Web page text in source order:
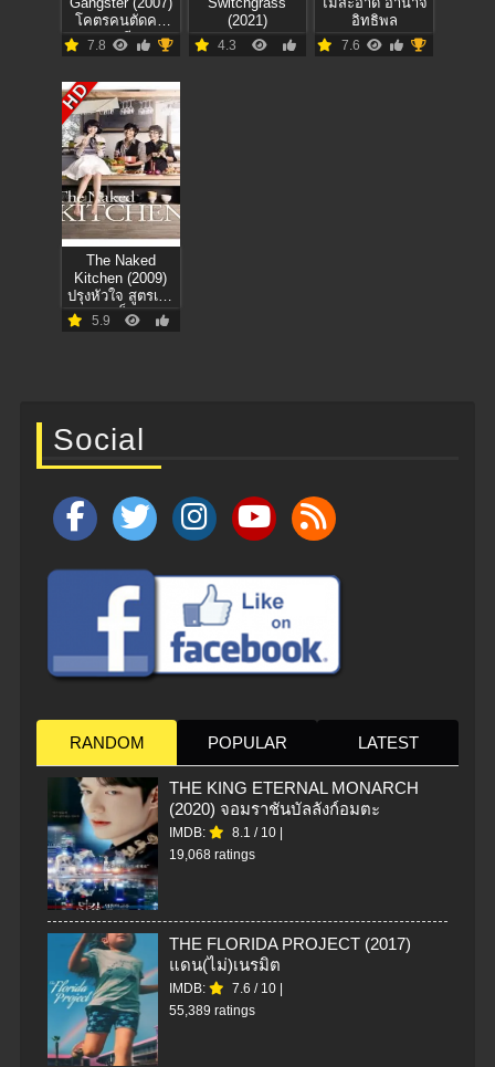
โคตรคนตัดคม
มาเฟีย
7.8
(2021)
4.3
อิทธิพล
7.6
HD
The Naked
Kitchen (2009)
ปรุงหัวใจ สูตรเจ้า
ชายเย็นชา
5.9
Social
RANDOM POPULAR LATEST
THE KING ETERNAL MONARCH
(2020) จอมราชันบัลลังก์อมตะ
IMDB: 8.1 / 10 |
19,068 ratings
THE FLORIDA PROJECT (2017)
แดน(ไม่)เนรมิต
IMDB: 7.6 / 10 |
55,389 ratings